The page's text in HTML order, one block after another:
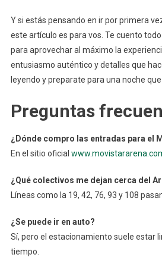
Y si estás pensando en ir por primera
este artículo es para vos. Te cuento
para aprovechar al máximo la
entusiasmo auténtico y detalles que
leyendo y preparate para una noche
Preguntas
¿Dónde compro las entradas para el
En el sitio oficial
¿Qué colectivos me dejan cerca del
Líneas como la 19, 42, 76, 93 y 108
¿Se puede ir en auto?
Sí, pero el estacionamiento suele estar
tiempo.